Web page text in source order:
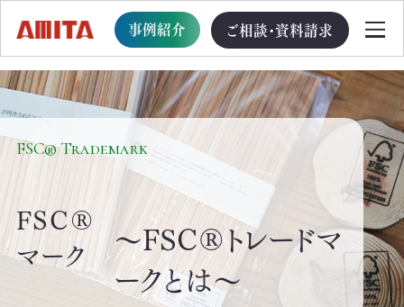
事例紹介 ご相談・資料請求
TOP
サービス一覧
サステナブル経営への移行支援
TOP
FSC® Trademark
FSC®
マーク
～FSC®トレードマ
ークとは～